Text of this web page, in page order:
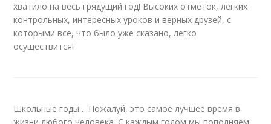
хватило на весь грядущий год! Высоких отметок, легких
контрольных, интересных уроков и верных друзей, с
которыми всё, что было уже сказано, легко
осуществится!
Школьные годы… Пожалуй, это самое лучшее время в